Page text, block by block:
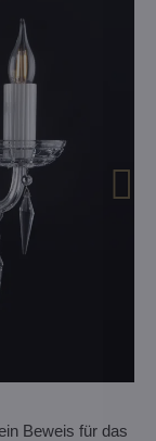
Beweis für das